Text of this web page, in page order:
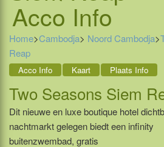
Acco Info
Home>Cambodja> Noord Cambodja>
Reap
Acco Info Kaart Plaats Info
Two Seasons Siem
Dit nieuwe en luxe boutique hotel
nachtmarkt gelegen biedt een infinity
buitenzwembad, gratis